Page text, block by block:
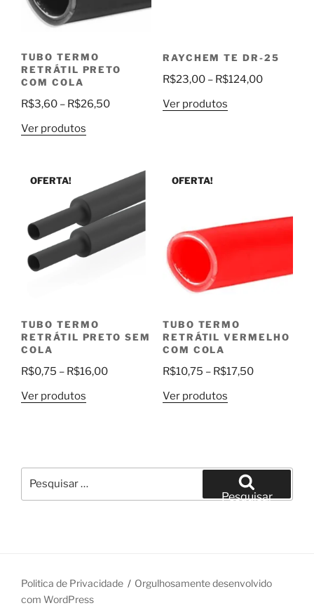
TUBO TERMO
RETRÁTIL PRETO
COM COLA
R$3,60 – R$26,50Faixa
através
R$26,50
Ver produtos
RAYCHEM TE DR-25
R$23,00 – R$124,00Faixa
Ver produtos
OFERTA!
TUBO TERMO
RETRÁTIL PRETO SEM
COLA
R$0,75 – R$16,00Faixa
Ver produtos
OFERTA!
TUBO TERMO
RETRÁTIL VERMELHO
COM COLA
R$10,75 – R$17,50Faixa
Ver produtos
por:
Pesquisar
Politica de Privacidade
Orgulhosamente desenvolvido
com WordPress